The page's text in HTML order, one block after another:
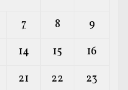
7 8
9
14 15
16
21 22 23